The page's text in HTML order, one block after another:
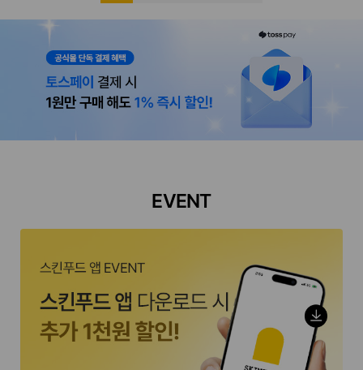
EVENT